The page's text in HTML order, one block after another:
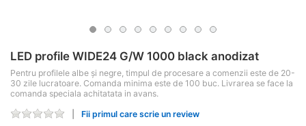
LED profile WIDE24 G/W 1000 black anodizat
Pentru profilele albe și negre, timpul de procesare a comenzii este de 20-
30 zile lucratoare. Comanda minima este de 100 buc. Livrarea se face la
comanda speciala achitatata in avans.
Fii primul care scrie un review